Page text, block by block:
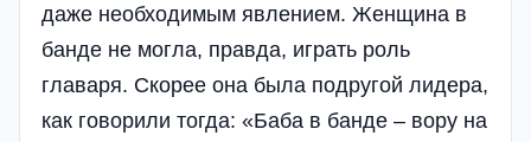
даже необходимым явлением. Женщина в
банде не могла, правда, играть роль
главаря. Скорее она была подругой лидера,
как говорили тогда: «Баба в банде – вору на